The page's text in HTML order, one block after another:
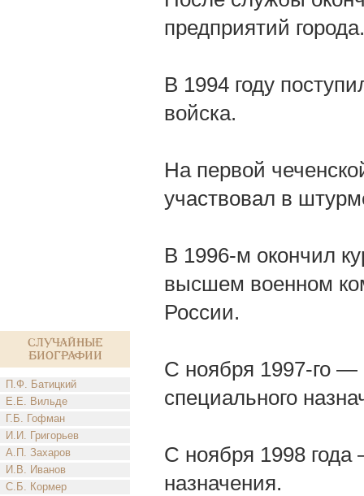
Случайные
биографии
П.Ф. Батицкий
Е.Е. Вильде
Г.Б. Гофман
И.И. Григорьев
А.П. Захаров
И.В. Иванов
С.Б. Кормер
предприятий города.
В 1994 году
войска.
На первой
участвовал в
В 1996-м окончил
высшем военном
России.
С ноября 1997-го —
специального
С ноября 1998
назначения.